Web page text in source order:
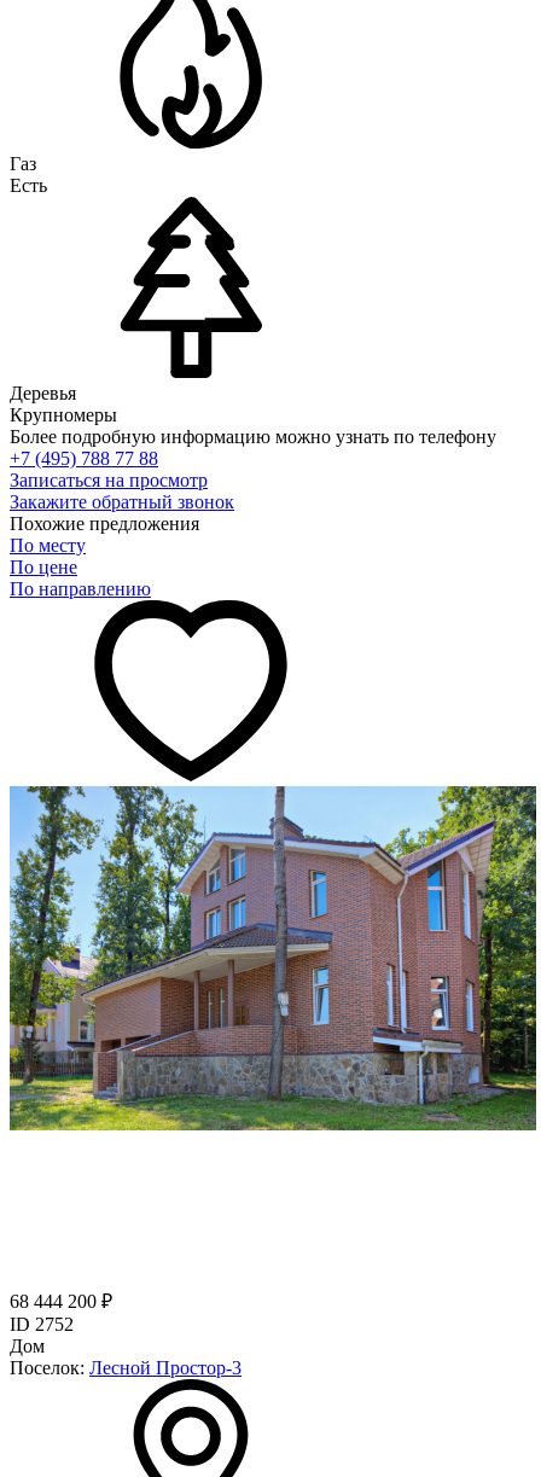
Газ
Есть
Деревья
Крупномеры
Более подробную информацию можно узнать по телефону
+7 (495) 788 77 88
Записаться на просмотр
Закажите обратный звонок
Похожие предложения
По месту
По цене
По направлению
68 444 200 ₽
ID 2752
Дом
Поселок: Лесной Простор-3